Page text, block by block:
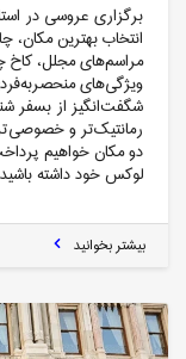
برگزاری عروسی در
انتخاب بهترین مکان،
مراسم‌های مجلل،
ویژگی‌های
شگفت‌انگیز از بسفر
رمانتیک‌تر و خصوصی‌تر
دو مکان خواهیم
لوکس خود داشته
بیشتر بخوانید